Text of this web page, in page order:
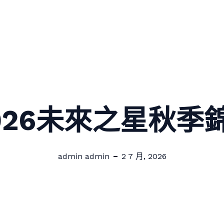
未來之星秋季
admin admin 2 7 月, 2026